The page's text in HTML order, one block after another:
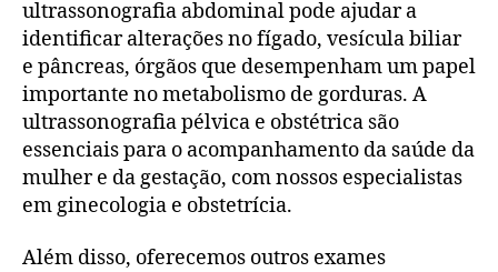
ultrassonografia abdominal pode ajudar a
identificar alterações no fígado, vesícula biliar
e pâncreas, órgãos que desempenham um papel
importante no metabolismo de gorduras. A
ultrassonografia pélvica e obstétrica são
essenciais para o acompanhamento da saúde da
mulher e da gestação, com nossos especialistas
em ginecologia e obstetrícia.
Além disso, oferecemos outros exames